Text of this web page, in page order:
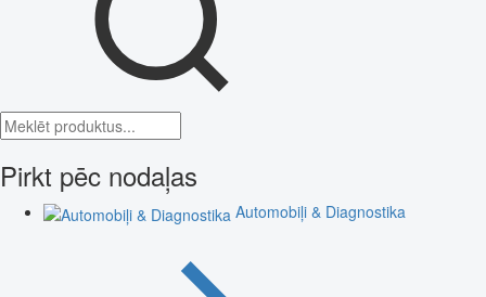
Pirkt pēc nodaļas
Automobiļi & Diagnostika